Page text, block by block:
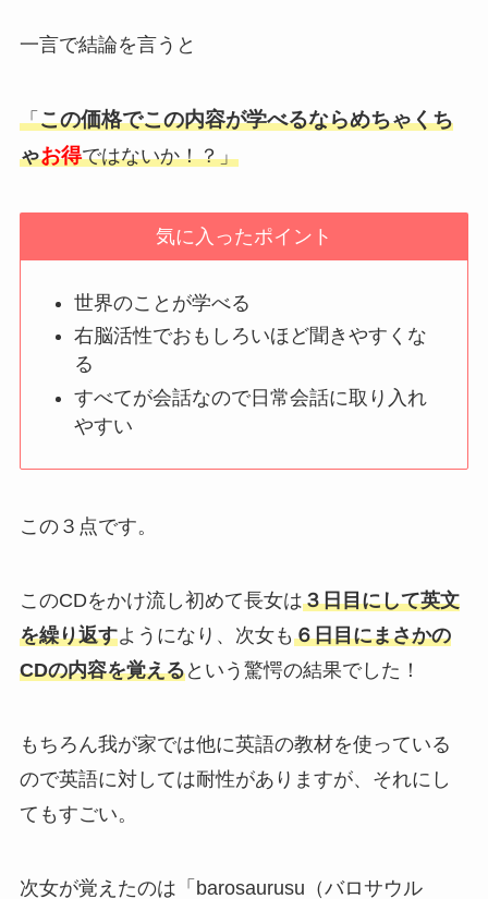
一言で結論を言うと
「この価格でこの内容が学べるならめちゃくち
ゃお得ではないか！？」
気に入ったポイント
世界のことが学べる
右脳活性でおもしろいほど聞きやすくな
る
すべてが会話なので日常会話に取り入れ
やすい
この３点です。
このCDをかけ流し初めて長女は３日目にして英文
を繰り返すようになり、次女も６日目にまさかの
CDの内容を覚えるという驚愕の結果でした！
もちろん我が家では他に英語の教材を使っている
ので英語に対しては耐性がありますが、それにし
てもすごい。
次女が覚えたのは「barosaurusu（バロサウル